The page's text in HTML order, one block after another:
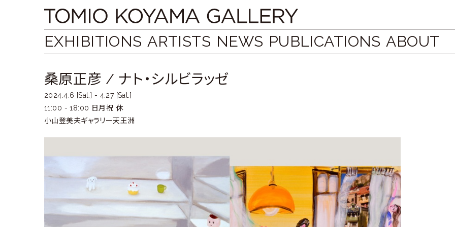
content
Tomio
Koyama
小
山
登
夫
ャ
EXHIBITIONS ARTISTS NEWS PUBLICATIONS ABOUT
桑原正彦 / ナト・シルビラッゼ
2024.4.6 [Sat.] - 4.27 [Sat.]
11:00 - 18:00 日月祝 休
小山登美夫ギャラリー天王洲